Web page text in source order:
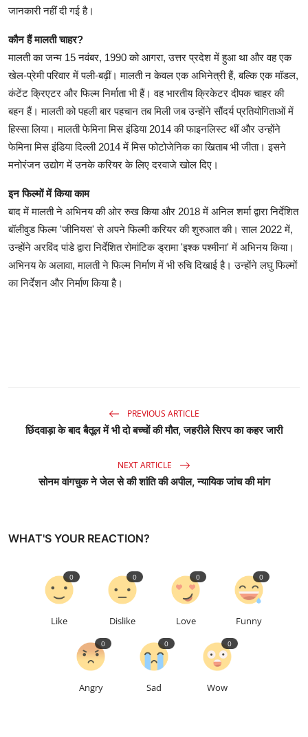
जानकारी नहीं दी गई है।
कौन हैं मालती चाहर?
मालती का जन्म 15 नवंबर, 1990 को आगरा, उत्तर प्रदेश में हुआ था और वह एक
खेल-प्रेमी परिवार में पली-बढ़ीं। मालती न केवल एक अभिनेत्री हैं, बल्कि एक मॉडल,
कंटेंट क्रिएटर और फिल्म निर्माता भी हैं। वह भारतीय क्रिकेटर दीपक चाहर की
बहन हैं। मालती को पहली बार पहचान तब मिली जब उन्होंने सौंदर्य प्रतियोगिताओं में
हिस्सा लिया। मालती फेमिना मिस इंडिया 2014 की फाइनलिस्ट थीं और उन्होंने
फेमिना मिस इंडिया दिल्ली 2014 में मिस फोटोजेनिक का खिताब भी जीता। इसने
मनोरंजन उद्योग में उनके करियर के लिए दरवाजे खोल दिए।
इन फिल्मों में किया काम
बाद में मालती ने अभिनय की ओर रुख किया और 2018 में अनिल शर्मा द्वारा निर्देशित
बॉलीवुड फिल्म 'जीनियस' से अपने फिल्मी करियर की शुरुआत की। साल 2022 में,
उन्होंने अरविंद पांडे द्वारा निर्देशित रोमांटिक ड्रामा 'इश्क पश्मीना' में अभिनय किया।
अभिनय के अलावा, मालती ने फिल्म निर्माण में भी रुचि दिखाई है। उन्होंने लघु फिल्मों
का निर्देशन और निर्माण किया है।
PREVIOUS ARTICLE
छिंदवाड़ा के बाद बैतूल में भी दो बच्चों की मौत, जहरीले सिरप का कहर जारी
NEXT ARTICLE
सोनम वांगचुक ने जेल से की शांति की अपील, न्यायिक जांच की मांग
WHAT'S YOUR REACTION?
Like
0
Dislike
0
Love
0
Funny
0
Angry
0
Sad
0
Wow
0